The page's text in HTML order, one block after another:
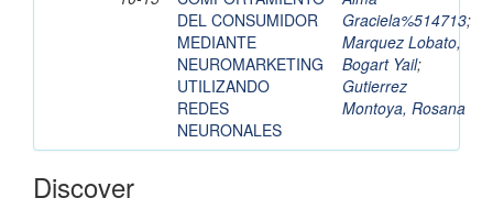
DEL CONSUMIDOR
MEDIANTE
NEUROMARKETING
UTILIZANDO
REDES
NEURONALES
Graciela%514713;
Marquez Lobato,
Bogart Yail;
Gutierrez
Montoya, Rosana
Discover